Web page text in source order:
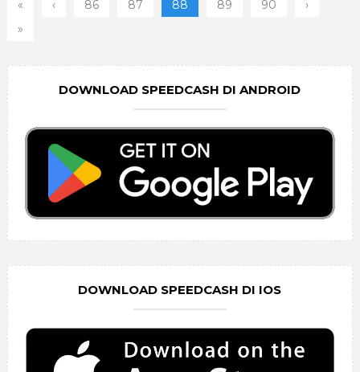
« ‹ 86 87 88 89 90
›
»
DOWNLOAD SPEEDCASH DI ANDROID
DOWNLOAD SPEEDCASH DI IOS